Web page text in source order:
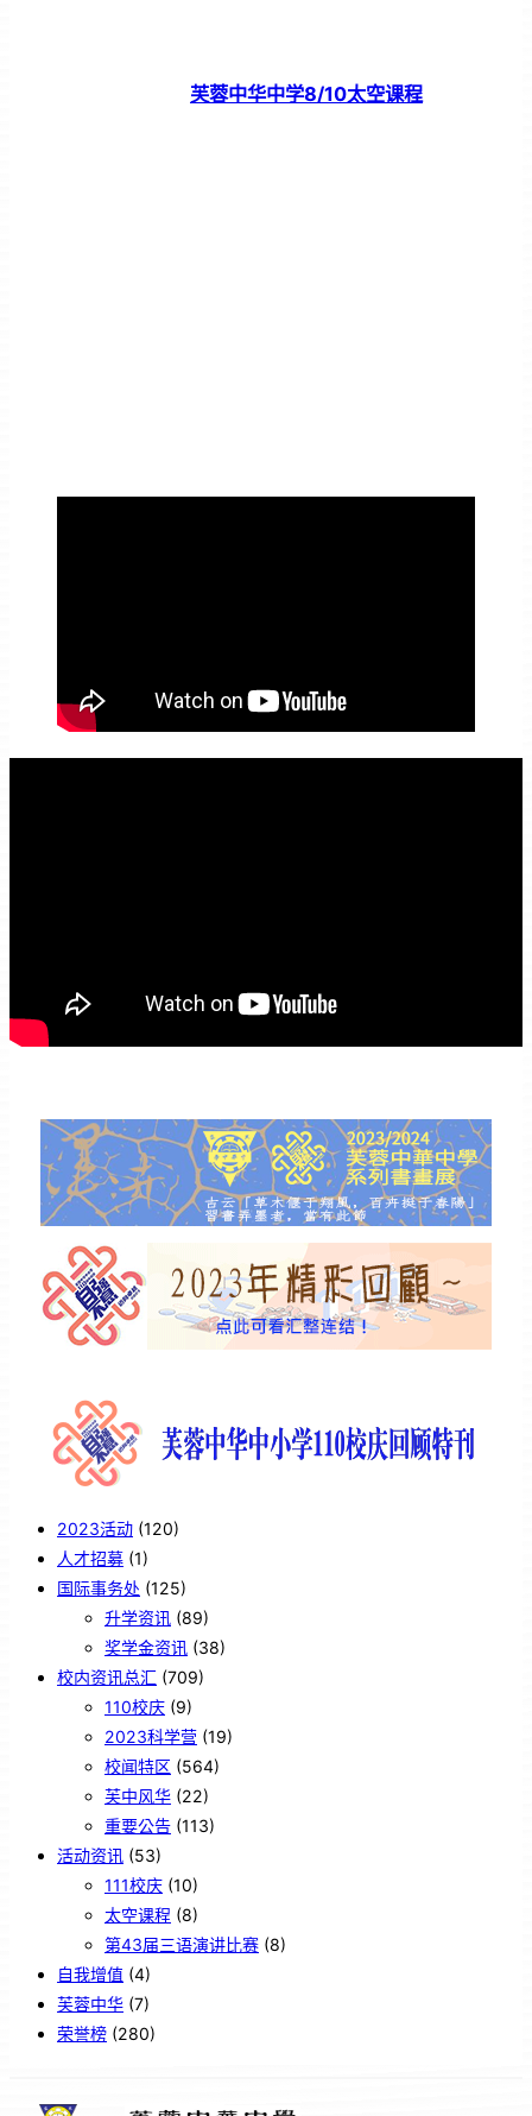
芙蓉中华中学8/10太空课程
2023活动 (120)
人才招募 (1)
国际事务处 (125)
升学资讯 (89)
奖学金资讯 (38)
校内资讯总汇 (709)
110校庆 (9)
2023科学营 (19)
校闻特区 (564)
芙中风华 (22)
重要公告 (113)
活动资讯 (53)
111校庆 (10)
太空课程 (8)
第43届三语演讲比赛 (8)
自我增值 (4)
芙蓉中华 (7)
荣誉榜 (280)